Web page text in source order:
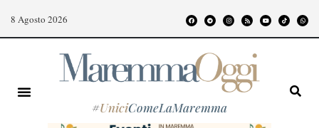
8 Agosto 2026
#UniciComeLaMaremma